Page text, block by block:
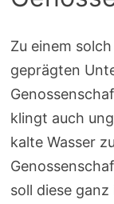
Zu einem
geprägten
klingt auch
kalte Wasser
soll diese